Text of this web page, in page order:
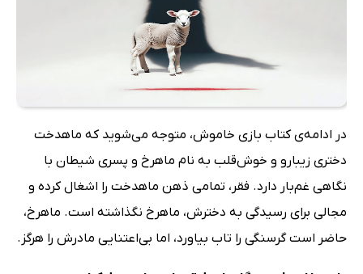
در ادامه‌ی کتاب بازی خاموش، متوجه می‌شوید که ماهدخت
دختری زیبارو و خوش‌قلب به نام ماهرخ و پسری شیطان با
نگاهی غم‌بار دارد. فقر، تمامی ذهن ماهدخت را اشغال کرده و
مجالی برای رسیدگی به دخترش، ماهرخ نگذاشته است. ماهرخ،
حاضر است گرسنگی را تاب بیاورد، اما بی‌اعتنایی مادرش را هرگز.